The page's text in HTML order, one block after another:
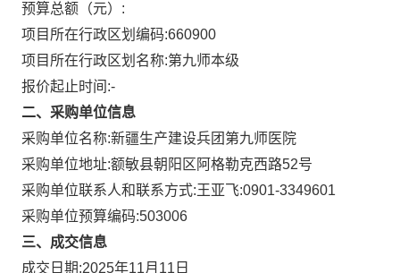
预算总额（元）:
项目所在行政区划编码:660900
项目所在行政区划名称:第九师本级
报价起止时间:-
二、采购单位信息
采购单位名称:新疆生产建设兵团第九师医院
采购单位地址:额敏县朝阳区阿格勒克西路52号
采购单位联系人和联系方式:王亚飞:0901-3349601
采购单位预算编码:503006
三、成交信息
成交日期:2025年11月11日